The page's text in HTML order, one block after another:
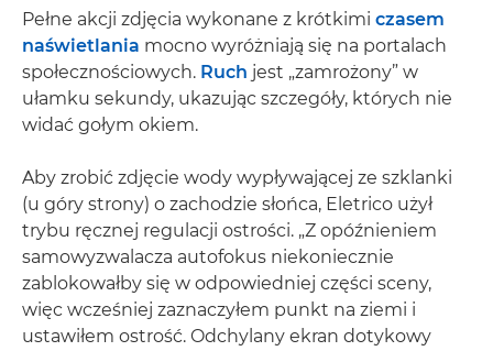
Pełne akcji zdjęcia wykonane z krótkimi czasem
naświetlania mocno wyróżniają się na portalach
społecznościowych. Ruch jest „zamrożony” w
ułamku sekundy, ukazując szczegóły, których nie
widać gołym okiem.
Aby zrobić zdjęcie wody wypływającej ze szklanki
(u góry strony) o zachodzie słońca, Eletrico użył
trybu ręcznej regulacji ostrości. „Z opóźnieniem
samowyzwalacza autofokus niekoniecznie
zablokowałby się w odpowiedniej części sceny,
więc wcześniej zaznaczyłem punkt na ziemi i
ustawiłem ostrość. Odchylany ekran dotykowy